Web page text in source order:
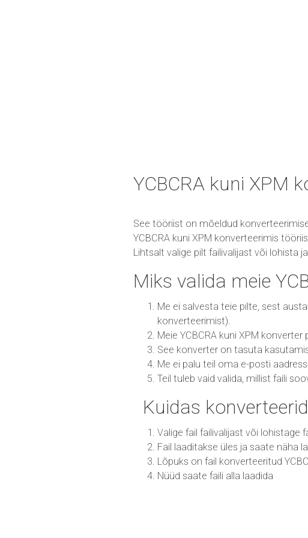
YCBCRA kuni XPM
See tööriist on mõeldud
YCBCRA kuni XPM konverteerimis
Lihtsalt valige pilt failivalijast või lohista
Miks valida meie
Me ei salvesta teie pilte, sest
konverteerimist).
Meie YCBCRA kuni XPM
See konverter on tasuta
Me ei palu teil oma e-posti
Teil tuleb vaid valida, millist faili
Kuidas
Valige fail failivalijast või lohistage
Fail laaditakse üles ja saate näha
Lõpuks on fail konverteeritud
Nüüd saate faili alla laadida